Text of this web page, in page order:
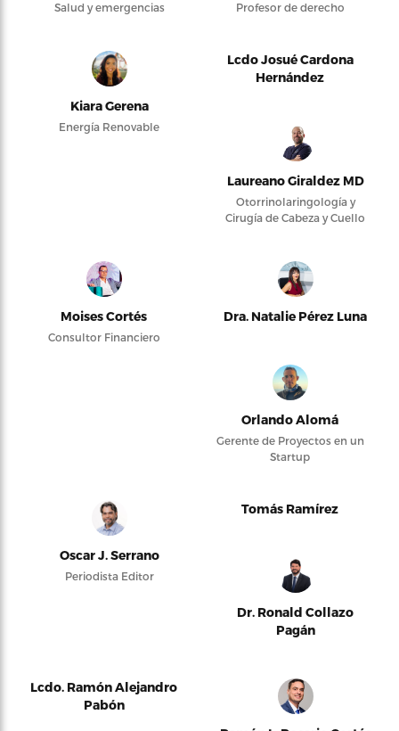
Salud y emergencias Profesor de derecho
Kiara Gerena
Energía Renovable
Lcdo Josué Cardona
Hernández
Laureano Giraldez MD
Otorrinolaringología y
Cirugía de Cabeza y Cuello
Moises Cortés
Consultor Financiero
Dra. Natalie Pérez Luna
Orlando Alomá
Gerente de Proyectos en un
Startup
Oscar J. Serrano
Periodista Editor
Tomás Ramírez
Dr. Ronald Collazo
Pagán
Lcdo. Ramón Alejandro
Pabón